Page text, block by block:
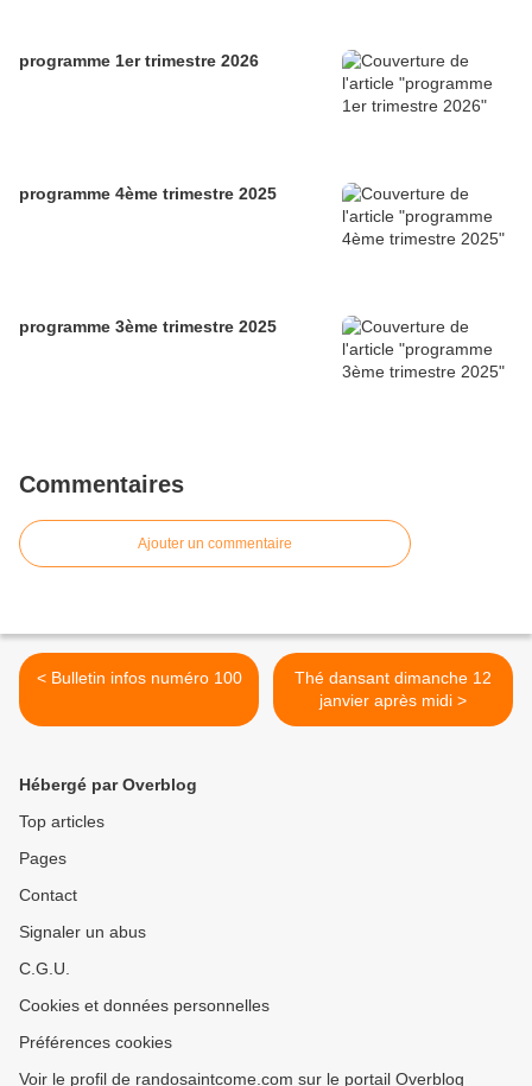
programme 1er trimestre 2026
programme 4ème trimestre 2025
programme 3ème trimestre 2025
Commentaires
Ajouter un commentaire
< Bulletin infos numéro 100
Thé dansant dimanche 12
janvier après midi >
Hébergé par Overblog
Top articles
Pages
Contact
Signaler un abus
C.G.U.
Cookies et données personnelles
Préférences cookies
Voir le profil de randosaintcome.com sur le portail Overblog